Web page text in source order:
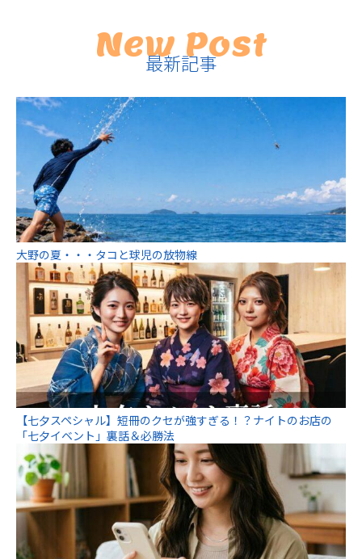
New Post
最新記事
大野の夏・・・タコと球児の放物線
【七夕スペシャル】短冊のクセが強すぎる！？ナイトのお店の
「七夕イベント」裏話＆必勝法